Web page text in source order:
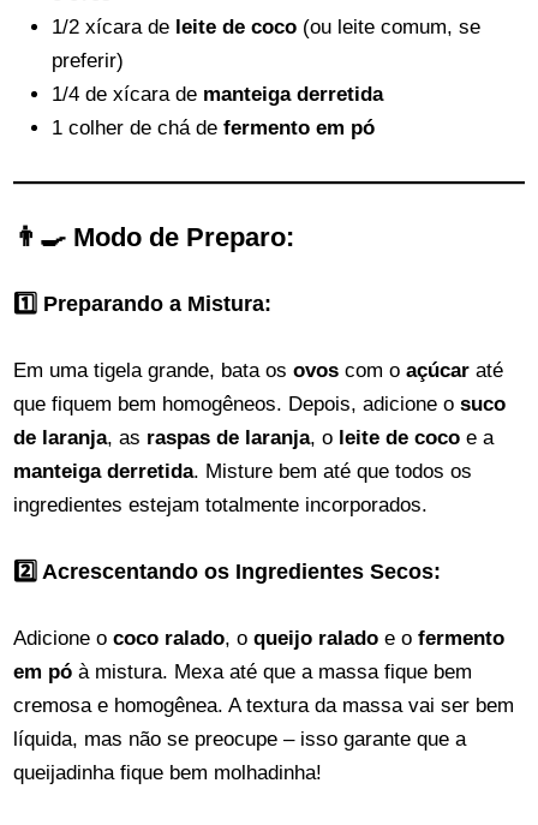
1/2 xícara de leite de coco (ou leite comum, se
preferir)
1/4 de xícara de manteiga derretida
1 colher de chá defermento em pó
👨‍🍳 Modo de Preparo:
1️⃣ Preparando a Mistura:
Em uma tigela grande, bata osovos com oaçúcar até
que fiquem bem homogêneos. Depois, adicione osuco
de laranja, as raspas de laranja, o leite de coco e a
manteiga derretida. Misture bem até que todos os
ingredientes estejam totalmente incorporados.
2️⃣ Acrescentando os Ingredientes Secos:
Adicione ococo ralado, oqueijo ralado e ofermento
em pó à mistura. Mexa até que a massa fique bem
cremosa e homogênea. A textura da massa vai ser bem
líquida, mas não se preocupe – isso garante que a
queijadinha fique bem molhadinha!